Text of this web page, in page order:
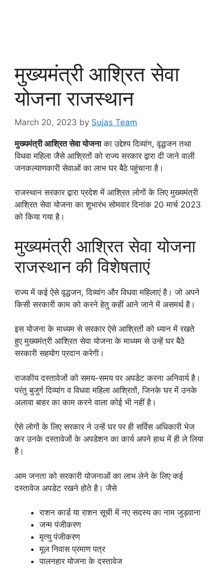
मुख्यमंत्री आश्रित सेवा
योजना राजस्थान
March 20, 2023 by Sujas Team
मुख्यमंत्री आश्रित सेवा योजनाका उद्देश्य दिव्यांग, वृद्धजन तथा
विधवा महिला जैसे आश्रितों को राज्य सरकार द्वारा दी जाने वाली
जनकल्याणकारी सेवाओं का लाभ घर बैठे पहुंचाना है।
राजस्थान सरकार द्वारा प्रदेश में आश्रित लोगों के लिए मुख्यमंत्री
आश्रित सेवा योजना का शुभारंभ सोमवार दिनांक 20 मार्च 2023
को किया गया है।
मुख्यमंत्री आश्रित सेवा योजना
राजस्थान की विशेषताएं
राज्य में कई ऐसे वृद्धजन, दिव्यांग और विधवा महिलाएं है। जो अपने
किसी सरकारी काम को करने हेतु कहीं आने जाने में असमर्थ है।
इस योजना के माध्यम से सरकार ऐसे आश्रितों को ध्यान में रखते
हुए मुख्यमंत्री आश्रित सेवा योजना के माध्यम से उन्हें घर बैठे
सरकारी सहयोग प्रदान करेगी।
राजकीय दस्तावेजों को समय-समय पर अपडेट करना अनिवार्य है।
परंतु बुजुर्ग दिव्यांग व विधवा महिला आश्रितों, जिनके घर में उनके
अलावा बाहर का काम करने वाला कोई भी नहीं है।
ऐसे लोगों के लिए सरकार ने उन्हें घर पर ही सर्विस अधिकारी भेज
कर उनके दस्तावेजों के अपडेशन का कार्य अपने हाथ में ही ले लिया
है।
आम जनता को सरकारी योजनाओं का लाभ लेने के लिए कई
दस्तावेज अपडेट रखने होते है। जैसे
राशन कार्ड या राशन सूची में नए सदस्य का नाम जुड़वाना
जन्म पंजीकरण
मृत्यु पंजीकरण
मूल निवास प्रमाण पत्र
पालनहार योजना के दस्तावेज